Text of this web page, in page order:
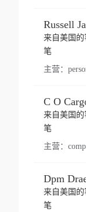
来自美国
笔
主营：
C O
来自美国
笔
主营：
来自美国
笔